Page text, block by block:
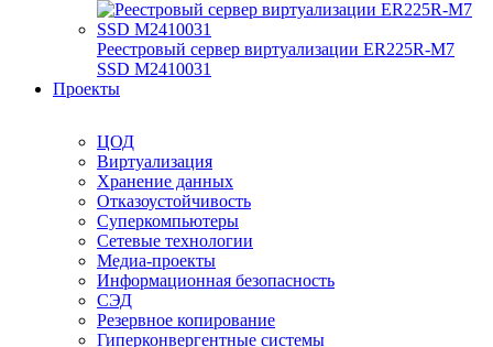
Реестровый сервер виртуализации ER225R-M7
SSD М2410031
Проекты
ЦОД
Виртуализация
Хранение данных
Отказоустойчивость
Суперкомпьютеры
Сетевые технологии
Медиа-проекты
Информационная безопасность
СЭД
Резервное копирование
Гиперконвергентные системы